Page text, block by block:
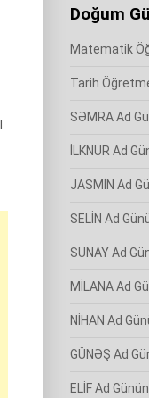
Doğum
Matematik
Tarih
SƏMRA Ad
İLKNUR Ad
JASMİN Ad
SELİN Ad
SUNAY Ad
MİLANA Ad
NİHAN Ad
GÜNƏŞ Ad
ELİF Ad